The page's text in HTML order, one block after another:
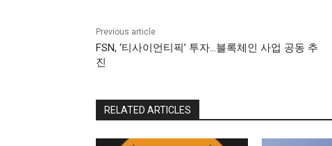
Previous article
FSN, ‘티사이언티픽’ 투자…블록체인 사업 공동 추
진
RELATED ARTICLES